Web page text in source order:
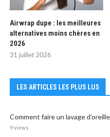
Airwrap dupe : les meilleures
alternatives moins chères en
2026
31 juillet 2026
LES ARTICLES LES PLUS LUS
Comment faire un lavage
9 views